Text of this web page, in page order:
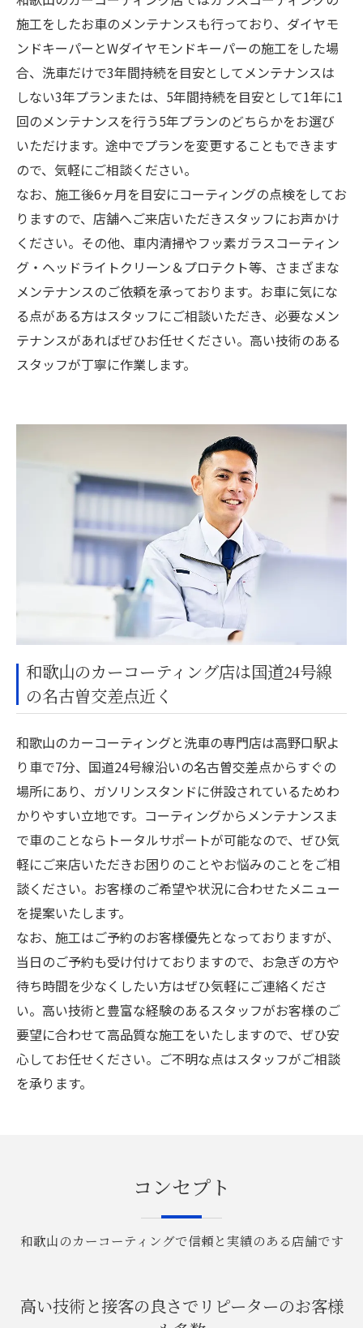
施工をしたお車のメンテナンスも行っており、ダイヤモ
ンドキーパーとWダイヤモンドキーパーの施工をした場
合、洗車だけで3年間持続を目安としてメンテナンスは
しない3年プランまたは、5年間持続を目安として1年に1
回のメンテナンスを行う5年プランのどちらかをお選び
いただけます。途中でプランを変更することもできます
ので、気軽にご相談ください。
なお、施工後6ヶ月を目安にコーティングの点検をしてお
りますので、店舗へご来店いただきスタッフにお声かけ
ください。その他、車内清掃やフッ素ガラスコーティン
グ・ヘッドライトクリーン＆プロテクト等、さまざまな
メンテナンスのご依頼を承っております。お車に気にな
る点がある方はスタッフにご相談いただき、必要なメン
テナンスがあればぜひお任せください。高い技術のある
スタッフが丁寧に作業します。
和歌山のカーコーティング店は国道24号線
の名古曽交差点近く
和歌山のカーコーティングと洗車の専門店は高野口駅よ
り車で7分、国道24号線沿いの名古曽交差点からすぐの
場所にあり、ガソリンスタンドに併設されているためわ
かりやすい立地です。コーティングからメンテナンスま
で車のことならトータルサポートが可能なので、ぜひ気
軽にご来店いただきお困りのことやお悩みのことをご相
談ください。お客様のご希望や状況に合わせたメニュー
を提案いたします。
なお、施工はご予約のお客様優先となっておりますが、
当日のご予約も受け付けておりますので、お急ぎの方や
待ち時間を少なくしたい方はぜひ気軽にご連絡くださ
い。高い技術と豊富な経験のあるスタッフがお客様のご
要望に合わせて高品質な施工をいたしますので、ぜひ安
心してお任せください。ご不明な点はスタッフがご相談
を承ります。
コンセプト
和歌山のカーコーティングで信頼と実績のある店舗です
高い技術と接客の良さでリピーターのお客様